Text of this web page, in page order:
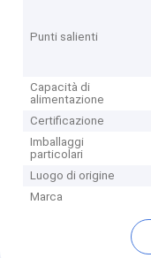
Punti salienti
Capacità di
alimentazione
Certificazione
Imballaggi
particolari
Luogo di origine
Marca